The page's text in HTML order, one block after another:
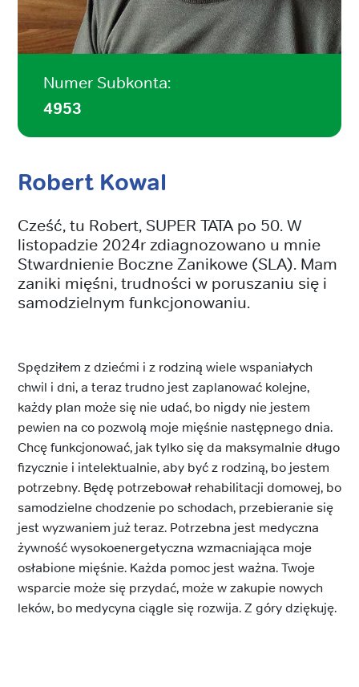
Numer Subkonta:
4953
Robert Kowal
Cześć, tu Robert, SUPER TATA po 50. W
listopadzie 2024r zdiagnozowano u mnie
Stwardnienie Boczne Zanikowe (SLA). Mam
zaniki mięśni, trudności w poruszaniu się i
samodzielnym funkcjonowaniu.
Spędziłem z dziećmi i z rodziną wiele wspaniałych
chwil i dni, a teraz trudno jest zaplanować kolejne,
każdy plan może się nie udać, bo nigdy nie jestem
pewien na co pozwolą moje mięśnie następnego dnia.
Chcę funkcjonować, jak tylko się da maksymalnie długo
fizycznie i intelektualnie, aby być z rodziną, bo jestem
potrzebny. Będę potrzebował rehabilitacji domowej, bo
samodzielne chodzenie po schodach, przebieranie się
jest wyzwaniem już teraz. Potrzebna jest medyczna
żywność wysokoenergetyczna wzmacniająca moje
osłabione mięśnie. Każda pomoc jest ważna. Twoje
wsparcie może się przydać, może w zakupie nowych
leków, bo medycyna ciągle się rozwija. Z góry dziękuję.